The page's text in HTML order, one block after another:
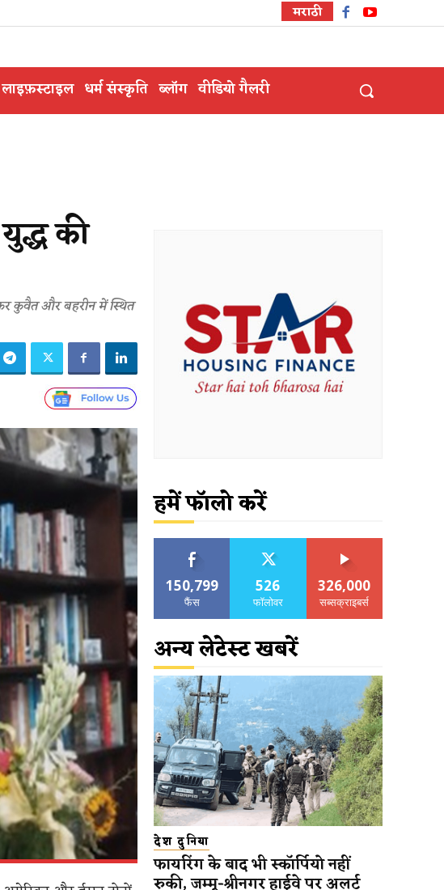
मराठी
लाइफ़स्टाइल धर्म संस्कृति ब्लॉग वीडियो गैलरी
की
कुवैत और बहरीन में स्थित
हमें फॉलो करें
150,799
फैंस
526
फॉलोवर
326,000
सब्सक्राइबर्स
अन्य लेटेस्ट खबरें
देश दुनिया
फायरिंग के बाद भी स्कॉर्पियो नहीं